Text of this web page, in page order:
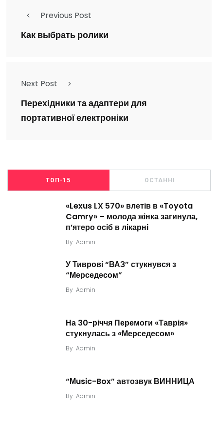
Previous Post
Как выбрать ролики
Next Post
Перехідники та адаптери для
портативної електроніки
ТОП-15 ОСТАННІ
«Lexus LX 570» влетів в «Toyota
Camry» – молода жінка загинула,
п’ятеро осіб в лікарні
By Admin
У Тиврові “ВАЗ” стукнувся з
“Мерседесом”
By Admin
На 30-річчя Перемоги «Таврія»
стукнулась з «Мерседесом»
By Admin
“Мusic-Box” автозвук ВИННИЦА
By Admin